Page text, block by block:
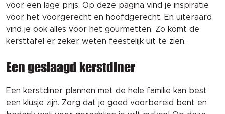
voor een lage prijs. Op deze pagina vind je inspiratie
voor het voorgerecht en hoofdgerecht. En uiteraard
vind je ook alles voor het gourmetten. Zo komt de
kersttafel er zeker weten feestelijk uit te zien.
Een geslaagd kerstdiner
Een kerstdiner plannen met de hele familie kan best
een klusje zijn. Zorg dat je goed voorbereid bent en